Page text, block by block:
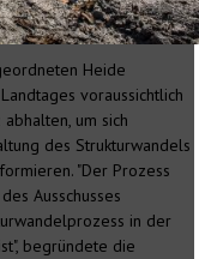
Heide
voraussichtlich
um sich
des Strukturwandels
"Der Prozess
Ausschusses
in der
begründete die